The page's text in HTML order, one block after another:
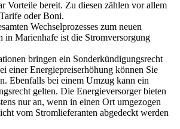
Vorteile bereit. Zu diesen zählen vor allem
oder Boni.
Wechselprozesses zum neuen
in Marienhafe ist die Stromversorgung
bringen ein Sonderkündigungsrecht
einer Energiepreiserhöhung können Sie
Ebenfalls bei einem Umzug kann ein
gelten. Die Energieversorger bieten
nur an, wenn in einen Ort umgezogen
vom Stromlieferanten abgedeckt werden